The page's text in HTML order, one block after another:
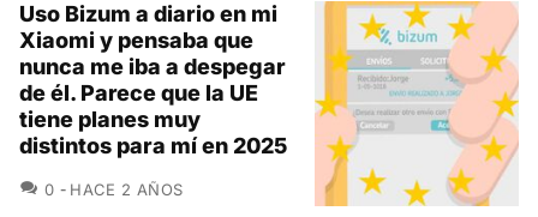
Uso Bizum a diario en mi
Xiaomi y pensaba que
nunca me iba a despegar
de él. Parece que la UE
tiene planes muy
distintos para mí en 2025
0 COMENTARIOS
HACE 2 AÑOS